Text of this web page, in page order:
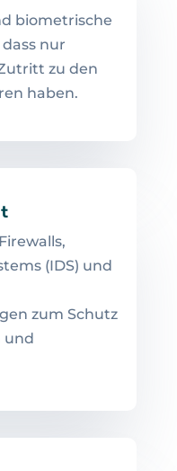
biometrische
nur
zu den
haben.
(IDS) und
zum Schutz
und